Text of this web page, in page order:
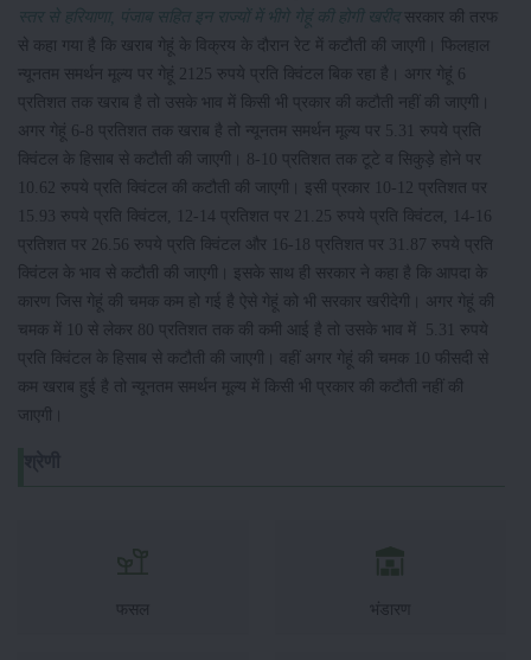
स्तर से हरियाणा, पंजाब सहित इन राज्यों में भीगे गेहूं की होगी खरीद सरकार की तरफ
से कहा गया है कि खराब गेहूं के विक्रय के दौरान रेट में कटौती की जाएगी। फिलहाल
न्यूनतम समर्थन मूल्य पर गेहूं 2125 रुपये प्रति क्विंटल बिक रहा है। अगर गेहूं 6
प्रतिशत तक खराब है तो उसके भाव में किसी भी प्रकार की कटौती नहीं की जाएगी।
अगर गेहूं 6-8 प्रतिशत तक खराब है तो न्यूनतम समर्थन मूल्य पर 5.31 रुपये प्रति
क्विंटल के हिसाब से कटौती की जाएगी। 8-10 प्रतिशत तक टूटे व सिकुड़े होने पर
10.62 रुपये प्रति क्विंटल की कटौती की जाएगी। इसी प्रकार 10-12 प्रतिशत पर
15.93 रुपये प्रति क्विंटल, 12-14 प्रतिशत पर 21.25 रुपये प्रति क्विंटल, 14-16
प्रतिशत पर 26.56 रुपये प्रति क्विंटल और 16-18 प्रतिशत पर 31.87 रुपये प्रति
क्विंटल के भाव से कटौती की जाएगी। इसके साथ ही सरकार ने कहा है कि आपदा के
कारण जिस गेहूं की चमक कम हो गई है ऐसे गेहूं को भी सरकार खरीदेगी। अगर गेहूं की
चमक में 10 से लेकर 80 प्रतिशत तक की कमी आई है तो उसके भाव में 5.31 रुपये
प्रति क्विंटल के हिसाब से कटौती की जाएगी। वहीं अगर गेहूं की चमक 10 फीसदी से
कम खराब हुई है तो न्यूनतम समर्थन मूल्य में किसी भी प्रकार की कटौती नहीं की
जाएगी।
फसल भंडारण